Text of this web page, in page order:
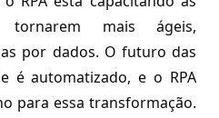
mais ágeis,
por dados. O futuro das
é automatizado, e o RPA
para essa transformação.